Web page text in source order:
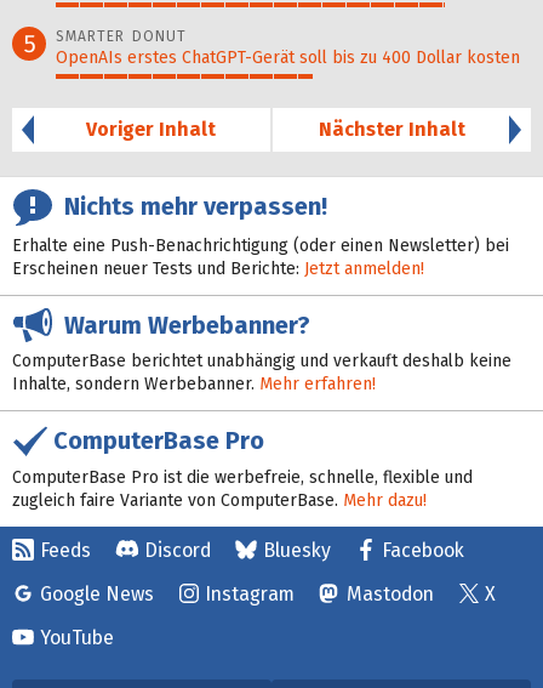
82%
5 SMARTER DONUT
OpenAIs erstes ChatGPT-Gerät soll bis zu 400 Dollar kosten
54%
Voriger Inhalt
Nächster Inhalt
Nichts mehr verpassen!
Erhalte eine Push-Benachrichtigung (oder einen Newsletter) bei
Erscheinen neuer Tests und Berichte: Jetzt anmelden!
Warum Werbebanner?
ComputerBase berichtet unabhängig und verkauft deshalb keine
Inhalte, sondern Werbebanner. Mehr erfahren!
ComputerBase Pro
ComputerBase Pro ist die werbefreie, schnelle, flexible und
zugleich faire Variante von ComputerBase. Mehr dazu!
Feeds Discord Bluesky
Facebook
Google News
Instagram Mastodon
X
YouTube